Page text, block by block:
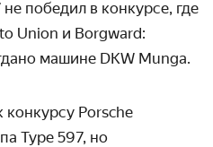
победил в конкурсе, где
Union и Borgward:
машине DKW Munga.
конкурсу Porsche
Type 597, но